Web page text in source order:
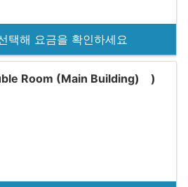
택해 요금을 확인하세요
Room (Main Building) )